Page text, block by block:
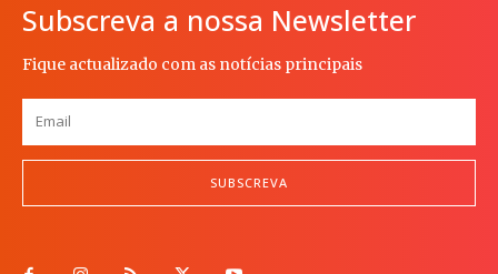
Subscreva a nossa Newsletter
Fique actualizado com as notícias principais
SUBSCREVA